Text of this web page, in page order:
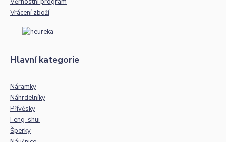
Vrácení zboží
Hlavní kategorie
Náramky
Náhrdelníky
Přívěsky
Feng-shui
Šperky